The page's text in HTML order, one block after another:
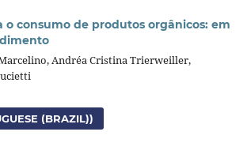
o consumo de produtos orgânicos: em
Andréa Cristina Trierweiller,
(BRAZIL))